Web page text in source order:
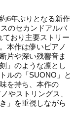
6年ぶりとなる新作
のセカンドアルバ
ており主要ストリー
本作は儚いピアノ
片や深い残響音ま
」のような凛とし
ルの「SUONO」と
を持ち、本作の
やストリングス、
」を重視しながら